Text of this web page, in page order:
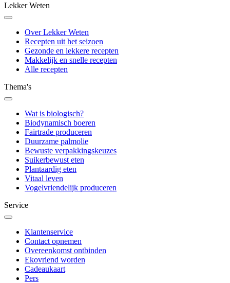
Lekker Weten
Over Lekker Weten
Recepten uit het seizoen
Gezonde en lekkere recepten
Makkelijk en snelle recepten
Alle recepten
Thema's
Wat is biologisch?
Biodynamisch boeren
Fairtrade produceren
Duurzame palmolie
Bewuste verpakkingskeuzes
Suikerbewust eten
Plantaardig eten
Vitaal leven
Vogelvriendelijk produceren
Service
Klantenservice
Contact opnemen
Overeenkomst ontbinden
Ekovriend worden
Cadeaukaart
Pers